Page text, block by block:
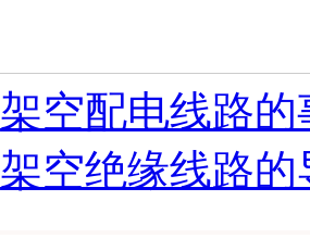
架空配电线路的
架空绝缘线路的